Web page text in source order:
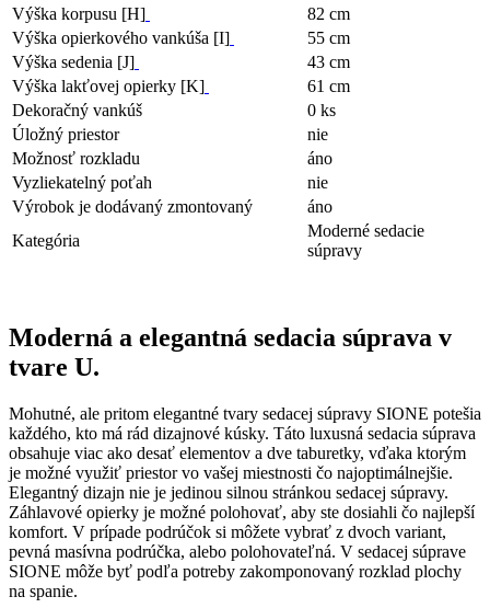
Výška korpusu [H]
82 cm
Výška opierkového vankúša [I]
55 cm
Výška sedenia [J]
43 cm
Výška lakťovej opierky [K]
61 cm
Dekoračný vankúš
0 ks
Úložný priestor
nie
Možnosť rozkladu
áno
Vyzliekatelný poťah
nie
Výrobok je dodávaný zmontovaný
áno
Kategória
Moderné sedacie
súpravy
Moderná a elegantná sedacia súprava v
tvare U.
Mohutné, ale pritom elegantné tvary sedacej súpravy SIONE potešia
každého, kto má rád dizajnové kúsky. Táto luxusná sedacia súprava
obsahuje viac ako desať elementov a dve taburetky, vďaka ktorým
je možné využiť priestor vo vašej miestnosti čo najoptimálnejšie.
Elegantný dizajn nie je jedinou silnou stránkou sedacej súpravy.
Záhlavové opierky je možné polohovať, aby ste dosiahli čo najlepší
komfort. V prípade podrúčok si môžete vybrať z dvoch variant,
pevná masívna podrúčka, alebo polohovateľná. V sedacej súprave
SIONE môže byť podľa potreby zakomponovaný rozklad plochy
na spanie.